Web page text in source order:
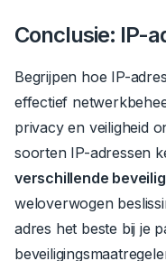
Conclusie: IP-
Begrijpen hoe IP-
effectief
privacy en veiligheid
soorten IP-adressen
verschillende
weloverwogen
adres het beste bij je